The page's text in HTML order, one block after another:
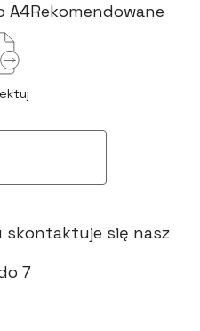
A4Rekomendowane
skontaktuje się nasz
7